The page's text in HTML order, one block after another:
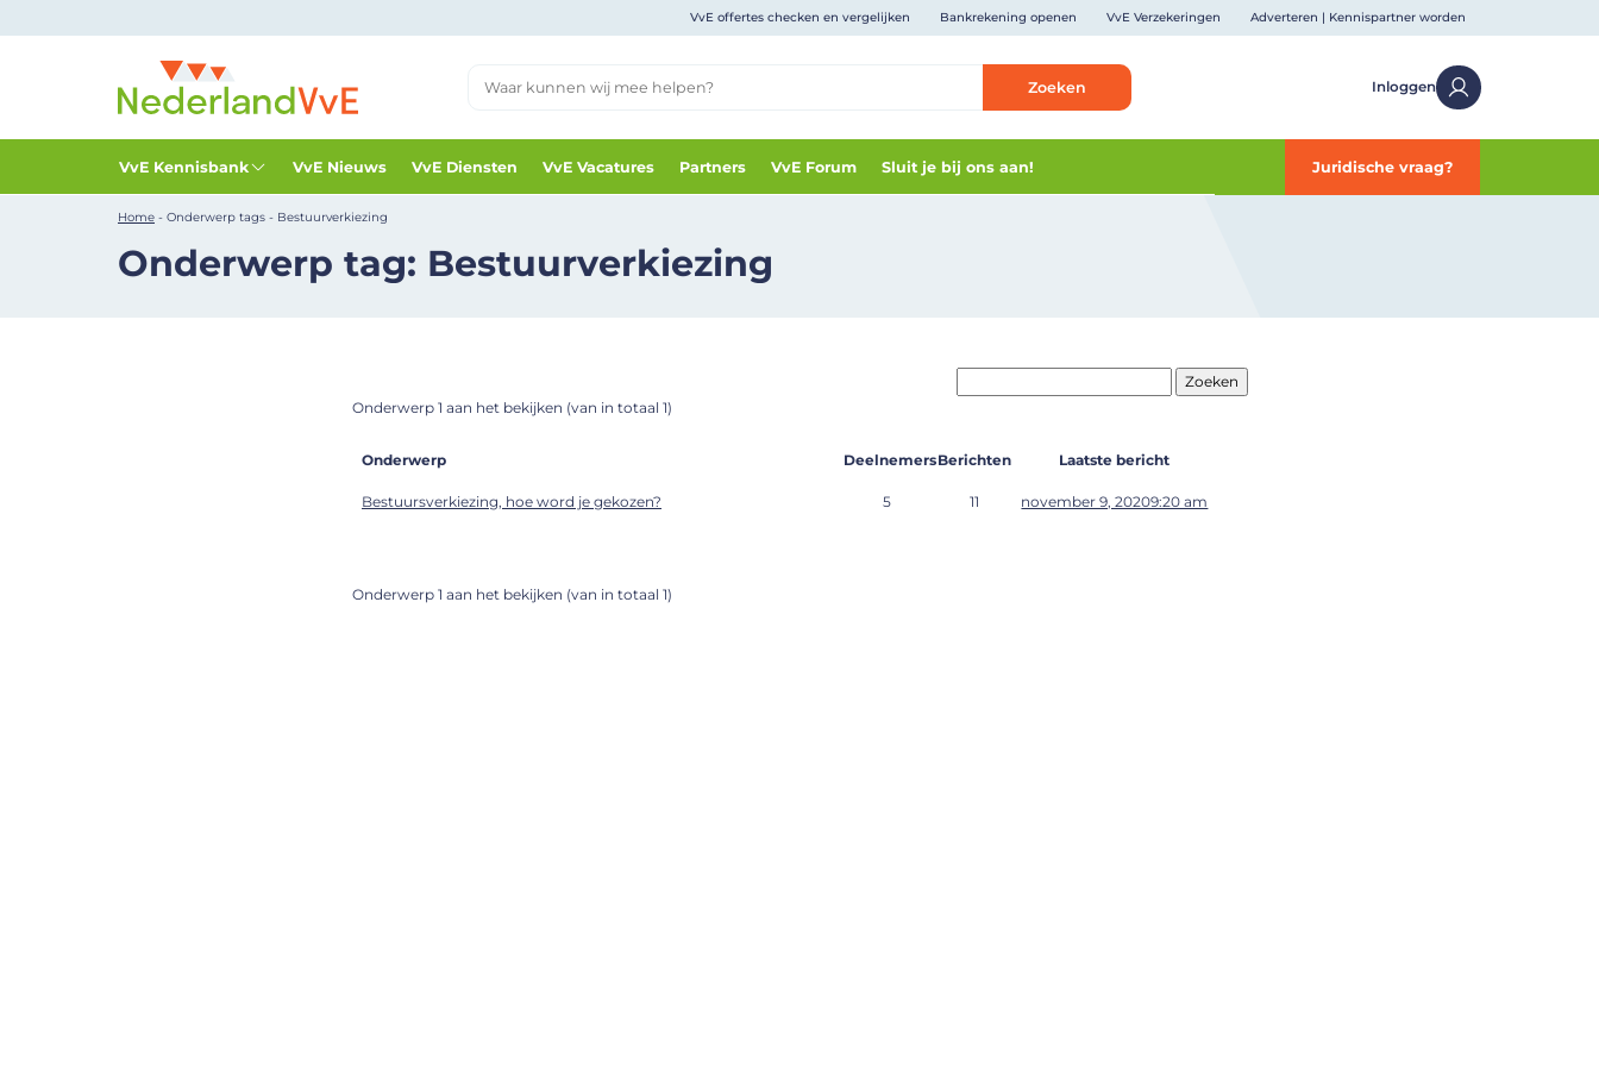
VvE offertes checken en vergelijken Bankrekening openen VvE Verzekeringen Adverteren | Kennispartner worden
Zoeken Inloggen
VvE Kennisbank VvE Nieuws VvE Diensten VvE Vacatures Partners VvE Forum Sluit je bij ons aan! Juridische vraag?
Home - Onderwerp tags - Bestuurverkiezing
Onderwerp tag: Bestuurverkiezing
Onderwerp 1 aan het bekijken (van in totaal 1)
Onderwerp DeelnemersBerichten Laatste bericht
Bestuursverkiezing, hoe word je gekozen? 5 11 november 9, 20209:20 am
Onderwerp 1 aan het bekijken (van in totaal 1)